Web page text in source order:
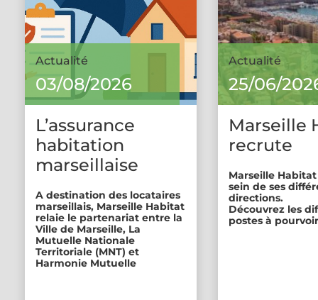
Actualité
03/08/2026
L’assurance
habitation
marseillaise
A destination des locataires
marseillais, Marseille Habitat
relaie le partenariat entre la
Ville de Marseille, La
Mutuelle Nationale
Territoriale (MNT) et
Harmonie Mutuelle
Actualité
25/06/
Marseille
recrute
Marseille
sein de ses
directions.
Découvrez les
postes à